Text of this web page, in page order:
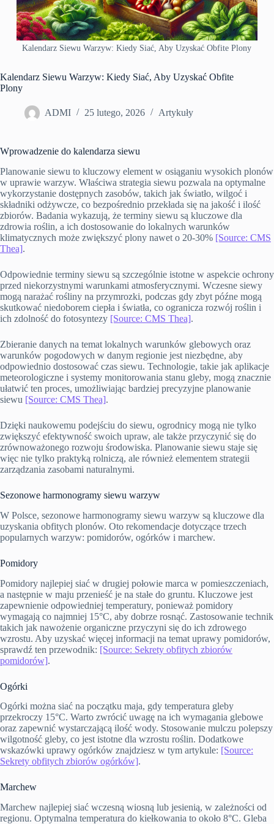
Kalendarz Siewu Warzyw: Kiedy Siać, Aby Uzyskać Obfite Plony
Kalendarz Siewu Warzyw: Kiedy Siać, Aby Uzyskać Obfite
Plony
ADMI 25 lutego, 2026 Artykuły
Wprowadzenie do kalendarza siewu
Planowanie siewu to kluczowy element w osiąganiu wysokich plonów
w uprawie warzyw. Właściwa strategia siewu pozwala na optymalne
wykorzystanie dostępnych zasobów, takich jak światło, wilgoć i
składniki odżywcze, co bezpośrednio przekłada się na jakość i ilość
zbiorów. Badania wykazują, że terminy siewu są kluczowe dla
zdrowia roślin, a ich dostosowanie do lokalnych warunków
klimatycznych może zwiększyć plony nawet o 20-30% [Source: CMS
Thea].
Odpowiednie terminy siewu są szczególnie istotne w aspekcie ochrony
przed niekorzystnymi warunkami atmosferycznymi. Wczesne siewy
mogą narażać rośliny na przymrozki, podczas gdy zbyt późne mogą
skutkować niedoborem ciepła i światła, co ogranicza rozwój roślin i
ich zdolność do fotosyntezy [Source: CMS Thea].
Zbieranie danych na temat lokalnych warunków glebowych oraz
warunków pogodowych w danym regionie jest niezbędne, aby
odpowiednio dostosować czas siewu. Technologie, takie jak aplikacje
meteorologiczne i systemy monitorowania stanu gleby, mogą znacznie
ułatwić ten proces, umożliwiając bardziej precyzyjne planowanie
siewu [Source: CMS Thea].
Dzięki naukowemu podejściu do siewu, ogrodnicy mogą nie tylko
zwiększyć efektywność swoich upraw, ale także przyczynić się do
zrównoważonego rozwoju środowiska. Planowanie siewu staje się
więc nie tylko praktyką rolniczą, ale również elementem strategii
zarządzania zasobami naturalnymi.
Sezonowe harmonogramy siewu warzyw
W Polsce, sezonowe harmonogramy siewu warzyw są kluczowe dla
uzyskania obfitych plonów. Oto rekomendacje dotyczące trzech
popularnych warzyw: pomidorów, ogórków i marchew.
Pomidory
Pomidory najlepiej siać w drugiej połowie marca w pomieszczeniach,
a następnie w maju przenieść je na stałe do gruntu. Kluczowe jest
zapewnienie odpowiedniej temperatury, ponieważ pomidory
wymagają co najmniej 15°C, aby dobrze rosnąć. Zastosowanie technik
takich jak nawożenie organiczne przyczyni się do ich zdrowego
wzrostu. Aby uzyskać więcej informacji na temat uprawy pomidorów,
sprawdź ten przewodnik: [Source: Sekrety obfitych zbiorów
pomidorów].
Ogórki
Ogórki można siać na początku maja, gdy temperatura gleby
przekroczy 15°C. Warto zwrócić uwagę na ich wymagania glebowe
oraz zapewnić wystarczającą ilość wody. Stosowanie mulczu polepszy
wilgotność gleby, co jest istotne dla wzrostu roślin. Dodatkowe
wskazówki uprawy ogórków znajdziesz w tym artykule: [Source:
Sekrety obfitych zbiorów ogórków].
Marchew
Marchew najlepiej siać wczesną wiosną lub jesienią, w zależności od
regionu. Optymalna temperatura do kiełkowania to około 8°C. Gleba